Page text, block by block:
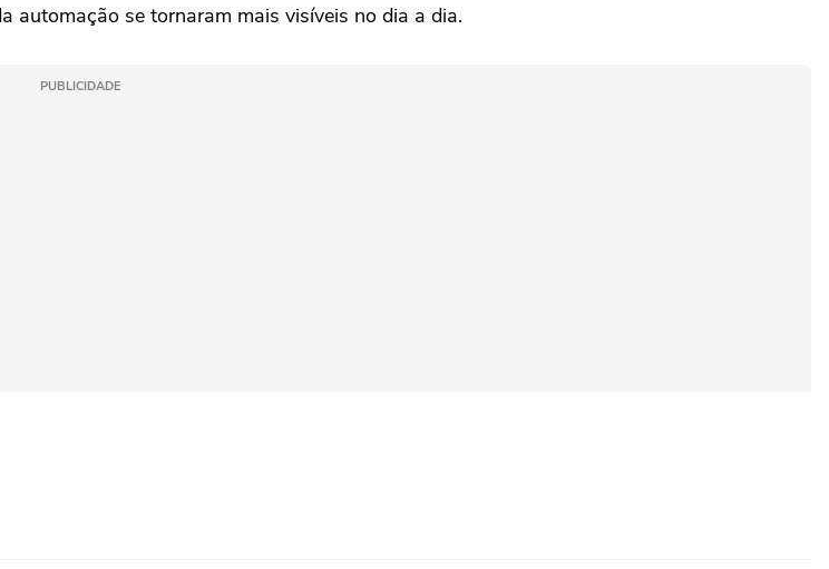
automação se tornaram mais visíveis no dia a dia.
PUBLICIDADE